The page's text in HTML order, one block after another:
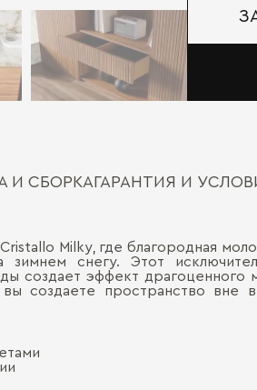
И СБОРКАГАРАНТИЯ И
Milky, где благородная
снегу. Этот
создает эффект
создаете пространство